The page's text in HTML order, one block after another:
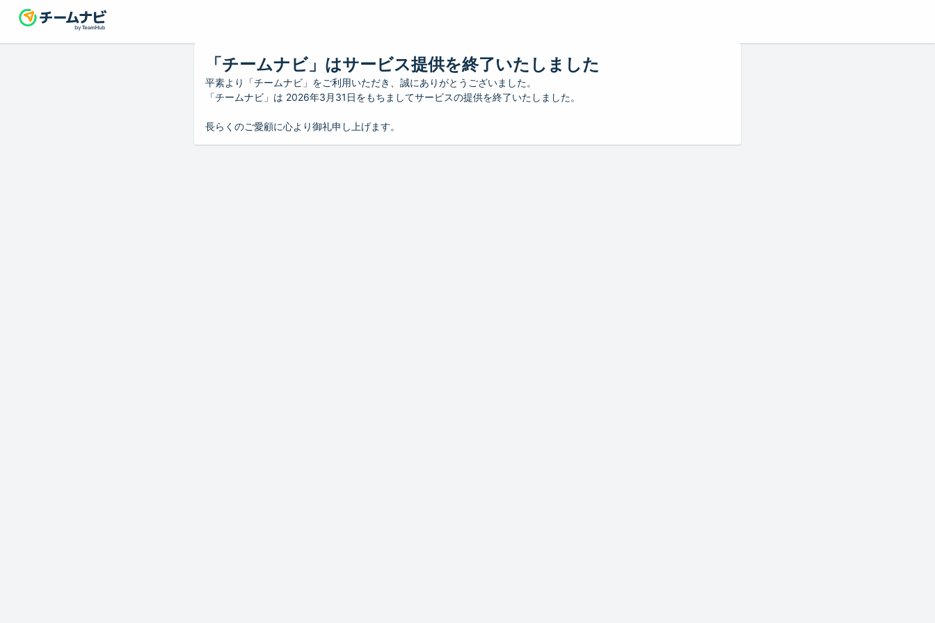
「チームナビ」はサービス提供を終了いたしました
平素より「チームナビ」をご利用いただき、誠にありがとうございました。
「チームナビ」は 2026年3月31日をもちましてサービスの提供を終了いたしました。
長らくのご愛顧に心より御礼申し上げます。